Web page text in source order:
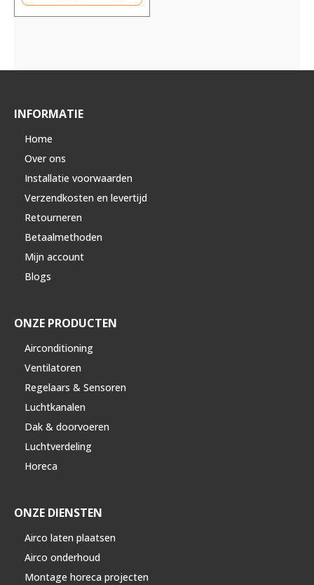
INFORMATIE
Home
Over ons
Installatie voorwaarden
Verzendkosten en levertijd
Retourneren
Betaalmethoden
Mijn account
Blogs
ONZE PRODUCTEN
Airconditioning
Ventilatoren
Regelaars & Sensoren
Luchtkanalen
Dak & doorvoeren
Luchtverdeling
Horeca
ONZE DIENSTEN
Airco laten plaatsen
Airco onderhoud
Montage horeca projecten